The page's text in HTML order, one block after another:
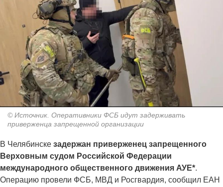
© Источник. Оперативники ФСБ идут задерживать
приверженца запрещенной организации
В Челябинске задержан приверженец запрещенного
Верховным судом Российской Федерации
международного общественного движения АУЕ*.
Операцию провели ФСБ, МВД и Росгвардия, сообщил ЕАН